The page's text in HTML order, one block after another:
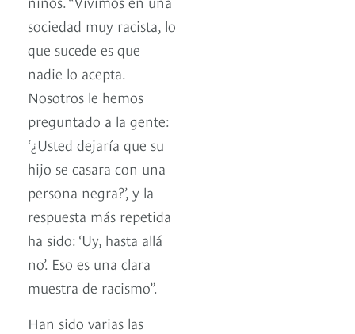
sociedad muy racista, lo
que sucede es que
nadie lo acepta.
Nosotros le hemos
preguntado a la gente:
‘¿Usted dejaría que su
hijo se casara con una
persona negra?’, y la
respuesta más repetida
ha sido: ‘Uy, hasta allá
no’. Eso es una clara
muestra de racismo”.
Han sido varias las